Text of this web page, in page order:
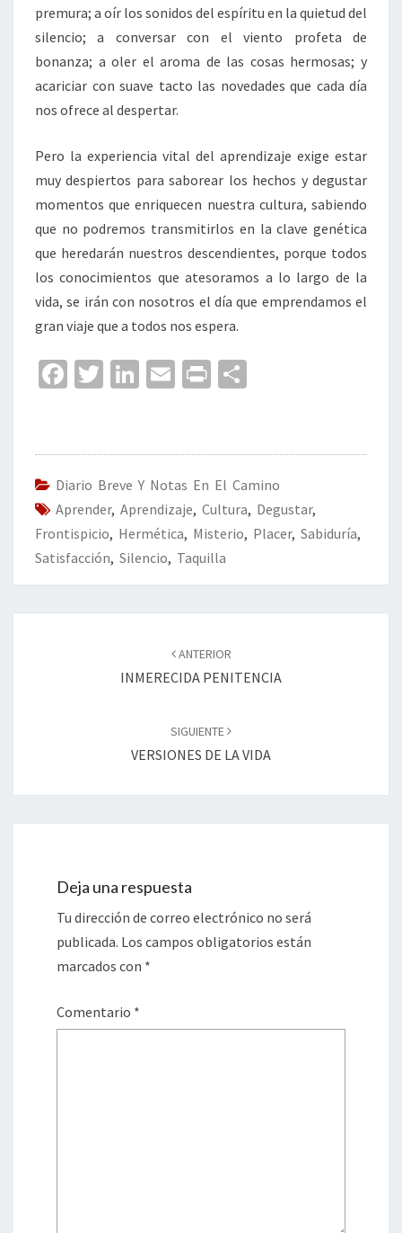
premura; a oír los sonidos del espíritu en la quietud del
silencio; a conversar con el viento profeta de
bonanza; a oler el aroma de las cosas hermosas; y
acariciar con suave tacto las novedades que cada día
nos ofrece al despertar.
Pero la experiencia vital del aprendizaje exige estar
muy despiertos para saborear los hechos y degustar
momentos que enriquecen nuestra cultura, sabiendo
que no podremos transmitirlos en la clave genética
que heredarán nuestros descendientes, porque todos
los conocimientos que atesoramos a lo largo de la
vida, se irán con nosotros el día que emprendamos el
gran viaje que a todos nos espera.
Fa
o
o
k
T
er
Li
dI
n
E
l
Pr
p
ar
tir
Diario Breve Y Notas En El Camino
Aprender, Aprendizaje, Cultura, Degustar,
Frontispicio, Hermética, Misterio, Placer, Sabiduría,
Satisfacción, Silencio, Taquilla
ANTERIOR
INMERECIDA PENITENCIA
SIGUIENTE
VERSIONES DE LA VIDA
Deja una respuesta
Tu dirección de correo electrónico no será
publicada. Los campos obligatorios están
marcados con *
Comentario *